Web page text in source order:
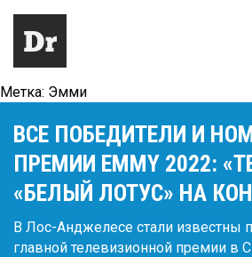
Метка: Эмми
ВСЕ ПОБЕДИТЕЛИ И
ПРЕМИИ EMMY 2022:
«БЕЛЫЙ ЛОТУС» НА
В Лос-Анджелесе стали известны
главной телевизионной премии в